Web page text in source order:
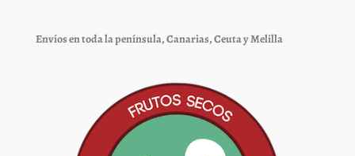
elegir
página
de
Envíos en toda la península, Canarias, Ceuta y Melilla